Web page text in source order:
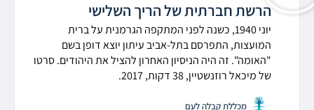
הרשת חברתית של הריך השלישי
יוני 1940, כשנה לפני המתקפה הגרמנית על ברית
המועצות, התפרסם בתל-אביב עיתון יוצא דופן בשם
"האומה". זה היה הניסיון האחרון להציל את היהודים. סרטו
של מיכאל רוזנשטיין, 38 דקות, 2017.
מכללת קבלה לעם